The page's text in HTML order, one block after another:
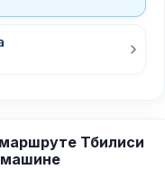
Тбилиси